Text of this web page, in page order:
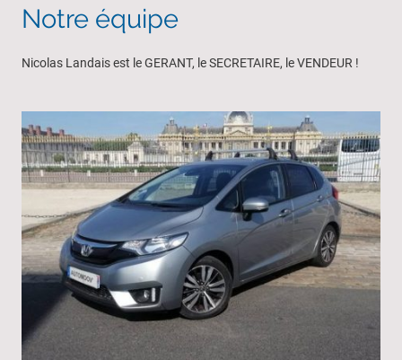
Notre équipe
Nicolas Landais est le GERANT, le SECRETAIRE, le VENDEUR !